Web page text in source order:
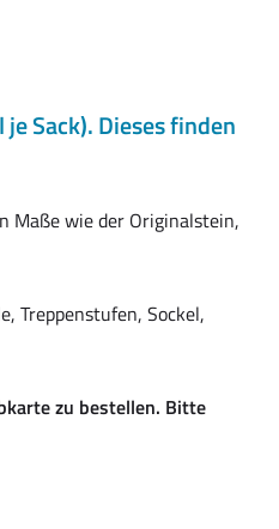
Sack). Dieses finden
Maße wie der Originalstein,
Treppenstufen, Sockel,
zu bestellen. Bitte